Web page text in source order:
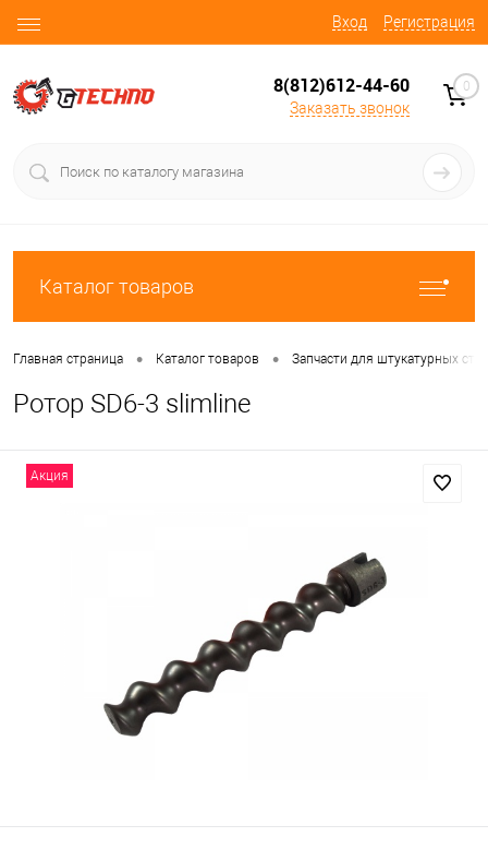
Вход Регистрация
8(812)612-44-60
Заказать звонок
0
Каталог товаров
Главная страница • Каталог товаров • Запчасти для штукатурных
Ротор SD6-3 slimline
Акция